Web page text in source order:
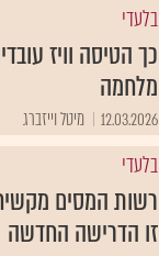
בלעדי
כך הטיסה וויז
מלחמה
12.03.2026 מיטל וייזברג
בלעדי
רשות המסים
זו הדרישה החדשה